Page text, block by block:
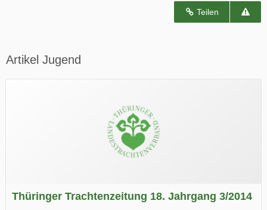
Teilen
Artikel Jugend
Thüringer Trachtenzeitung 18. Jahrgang 3/2014